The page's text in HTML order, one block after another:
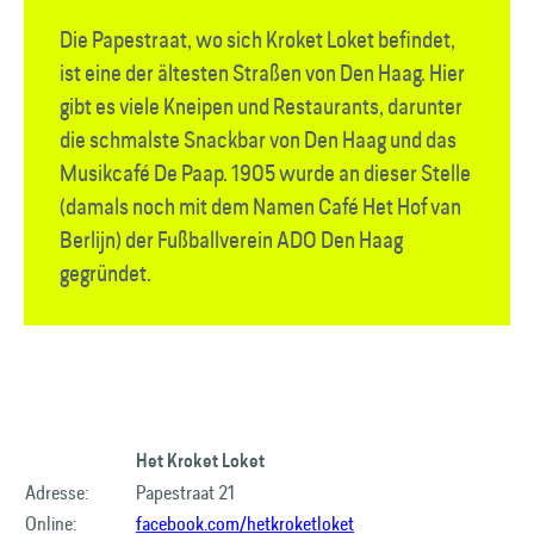
Die Papestraat, wo sich Kroket Loket befindet,
ist eine der ältesten Straßen von Den Haag. Hier
gibt es viele Kneipen und Restaurants, darunter
die schmalste Snackbar von Den Haag und das
Musikcafé De Paap. 1905 wurde an dieser Stelle
(damals noch mit dem Namen Café Het Hof van
Berlijn) der Fußballverein ADO Den Haag
gegründet.
Het Kroket Loket
Adresse:
Papestraat 21
Online:
facebook.com/hetkroketloket